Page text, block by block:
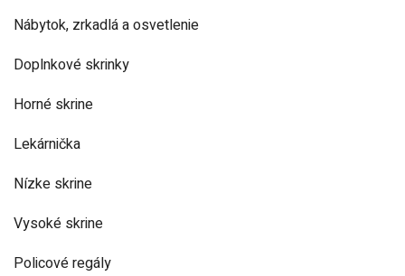
Nábytok, zrkadlá a osvetlenie
Doplnkové skrinky
Horné skrine
Lekárnička
Nízke skrine
Vysoké skrine
Policové regály